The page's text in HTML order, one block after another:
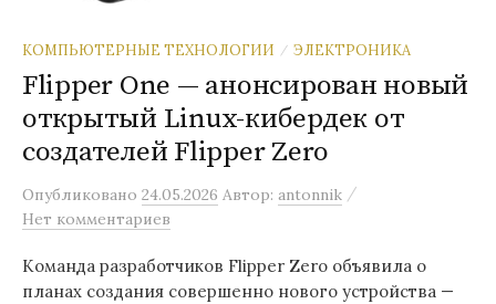
КОМПЬЮТЕРНЫЕ ТЕХНОЛОГИИ / ЭЛЕКТРОНИКА
Flipper One — анонсирован новый
открытый Linux-кибердек от
создателей Flipper Zero
Опубликовано 24.05.2026 Автор: antonnik /
Нет комментариев
Команда разработчиков Flipper Zero объявила о
планах создания совершенно нового устройства —